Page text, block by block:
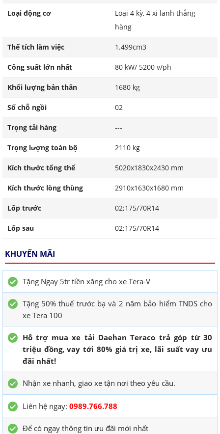
Loại động cơ
Loại 4 kỳ, 4 xi lanh thẳng
hàng
Thể tích làm việc 1.499cm3
Công suất lớn nhất 80 kW/ 5200 v/ph
Khối lượng bản thân 1680 kg
Số chỗ ngồi 02
Trọng tải hàng ---
Trọng lượng toàn bộ 2110 kg
Kích thước tổng thể 5020x1830x2430 mm
Kích thước lòng thùng 2910x1630x1680 mm
Lốp trước 02;175/70R14
Lốp sau 02;175/70R14
KHUYẾN MÃI
Tặng Ngay 5tr tiền xăng cho xe Tera-V
Tặng 50% thuế trước bạ và 2 năm bảo hiểm TNDS cho
xe Tera 100
Hỗ trợ mua xe tải Daehan Teraco trả góp từ 30
triệu đồng, vay tới 80% giá trị xe, lãi suất vay ưu
đãi nhất!
Nhận xe nhanh, giao xe tận nơi theo yêu cầu.
Liên hệ ngay: 0989.766.788
Để có ngay thông tin ưu đãi mới nhất